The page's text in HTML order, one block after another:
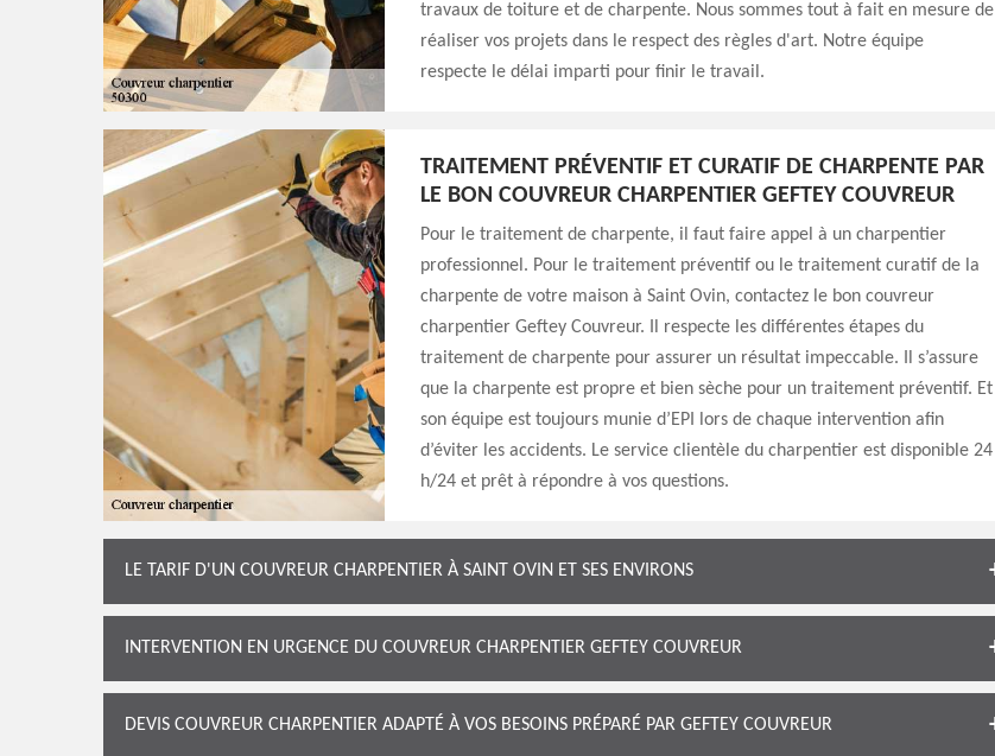
travaux de toiture et de charpente. Nous sommes tout à fait en mesure de
réaliser vos projets dans le respect des règles d'art. Notre équipe
respecte le délai imparti pour finir le travail.
TRAITEMENT PRÉVENTIF ET CURATIF DE CHARPENTE PAR
LE BON COUVREUR CHARPENTIER GEFTEY COUVREUR
Pour le traitement de charpente, il faut faire appel à un charpentier
professionnel. Pour le traitement préventif ou le traitement curatif de la
charpente de votre maison à Saint Ovin, contactez le bon couvreur
charpentier Geftey Couvreur. Il respecte les différentes étapes du
traitement de charpente pour assurer un résultat impeccable. Il s’assure
que la charpente est propre et bien sèche pour un traitement préventif. Et
son équipe est toujours munie d’EPI lors de chaque intervention afin
d’éviter les accidents. Le service clientèle du charpentier est disponible 24
h/24 et prêt à répondre à vos questions.
LE TARIF D'UN COUVREUR CHARPENTIER À SAINT OVIN ET SES ENVIRONS
INTERVENTION EN URGENCE DU COUVREUR CHARPENTIER GEFTEY COUVREUR
DEVIS COUVREUR CHARPENTIER ADAPTÉ À VOS BESOINS PRÉPARÉ PAR GEFTEY COUVREUR